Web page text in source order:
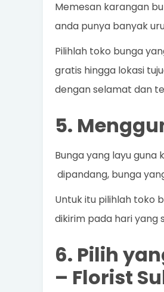
Memesan karangan
anda punya banyak
Pilihlah toko bunga
gratis hingga lokasi
dengan selamat dan
5.
Bunga yang layu guna
dipandang, bunga
Untuk itu pilihlah toko
dikirim pada hari yang
6. Pilih
– Florist